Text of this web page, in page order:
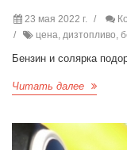
23 мая 2022 г.
цена, дизтопливо,
Бензин и солярка
Читать далее